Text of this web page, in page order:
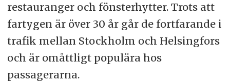
restauranger och fönsterhytter. Trots att
fartygen är över 30 år går de fortfarande i
trafik mellan Stockholm och Helsingfors
och är omåttligt populära hos
passagerarna.